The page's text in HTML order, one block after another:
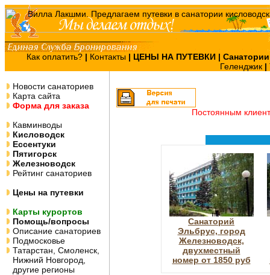
Как оплатить? | Контакты | ЦЕНЫ НА ПУТЕВКИ |
Геленджик |
Новости санаториев
Карта сайта
Форма для заказа
Кавминводы
Кисловодск
Ессентуки
Пятигорск
Железноводск
Рейтинг санаториев
Цены на путевки
Карты курортов
Помощь/вопросы
Описание санаториев
Подмосковье
Татарстан, Смоленск,
Нижний Новгород,
другие регионы
Постоянным
Санаторий
Эльбрус, город
Железноводск,
двухместный
номер от 1850 руб